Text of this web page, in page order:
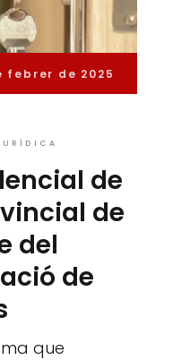
febrer de 2025
de
de
del
de
que